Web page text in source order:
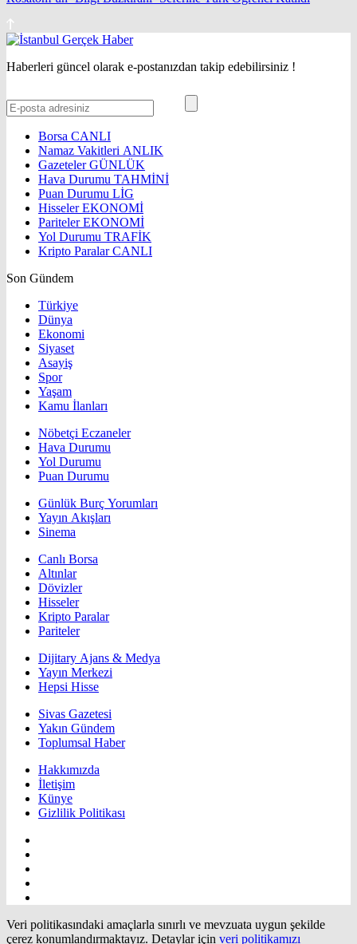
Haberleri güncel olarak e-postanızdan takip edebilirsiniz !
Borsa CANLI
Namaz Vakitleri ANLIK
GazetelerGÜNLÜK
Hava Durumu TAHMİNİ
Puan Durumu LİG
HisselerEKONOMİ
ParitelerEKONOMİ
Yol Durumu TRAFİK
Kripto ParalarCANLI
Son Gündem
Türkiye
Dünya
Ekonomi
Siyaset
Asayiş
Spor
Yaşam
Kamu İlanları
Nöbetçi Eczaneler
Hava Durumu
Yol Durumu
Puan Durumu
Günlük Burç Yorumları
Yayın Akışları
Sinema
Canlı Borsa
Altınlar
Dövizler
Hisseler
Kripto Paralar
Pariteler
Dijitary Ajans & Medya
Yayın Merkezi
Hepsi Hisse
Sivas Gazetesi
Yakın Gündem
Toplumsal Haber
Hakkımızda
İletişim
Künye
Gizlilik Politikası
Veri politikasındaki amaçlarla sınırlı ve mevzuata uygun şekilde
çerez konumlandırmaktayız. Detaylar için veri politikamızı